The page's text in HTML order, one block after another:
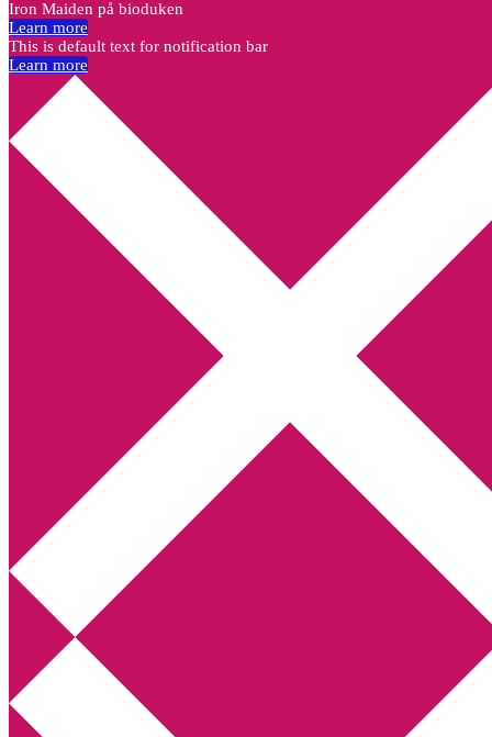
Annikas litteratur- och kulturblogg
Deckare, kriminalromaner, thrillers
Iron Maiden på bioduken
Learn more
This is default text for notification bar
Learn more